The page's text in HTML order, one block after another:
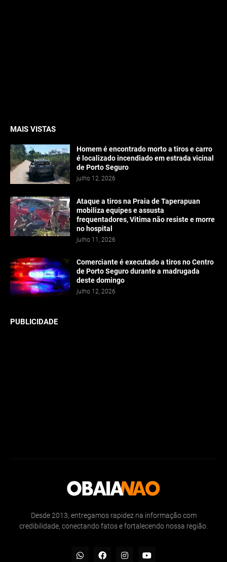
MAIS VISTAS
Homem é encontrado morto a tiros e carro
é localizado incendiado em estrada vicinal
de Porto Seguro
julho 12, 2026
Ataque a tiros na Praia de Taperapuan
mobiliza equipes e assusta
frequentadores, Vitima não resiste e morre
no hospital
julho 11, 2026
Comerciante é executado a tiros no Centro
de Porto Seguro durante a madrugada
deste domingo
julho 12, 2026
PUBLICIDADE
Desde 2013, entregamos rapidez na informação com
credibilidade, conectando fatos e fortalecendo nossa região.